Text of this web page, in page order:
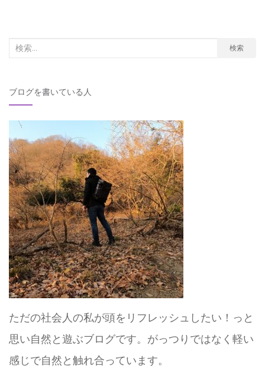
シ
ン
検
対
検索
ブログを書いている人
ただの社会人の私が頭をリフレッシュしたい！っと
思い自然と遊ぶブログです。がっつりではなく軽い
感じで自然と触れ合っています。